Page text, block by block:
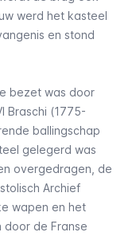
werd het kasteel
en stond
bezet was door
Braschi (1775-
ballingschap
gelegerd was
overgedragen, de
Archief
wapen en het
de Franse